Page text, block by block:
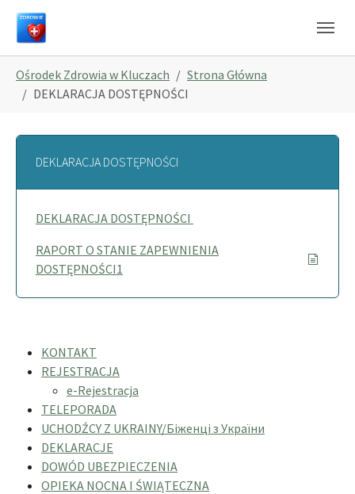
Skip to main navigation
Skip to main content
Skip to page footer
Ośrodek Zdrowia w Kluczach
Strona Główna
DEKLARACJA DOSTĘPNOŚCI
DEKLARACJA DOSTĘPNOŚCI
DEKLARACJA DOSTĘPNOŚCI
RAPORT O STANIE ZAPEWNIENIA
DOSTĘPNOŚCI1
KONTAKT
REJESTRACJA
e-Rejestracja
TELEPORADA
UCHODŹCY Z UKRAINY/Біженці з України
DEKLARACJE
DOWÓD UBEZPIECZENIA
OPIEKA NOCNA I ŚWIĄTECZNA